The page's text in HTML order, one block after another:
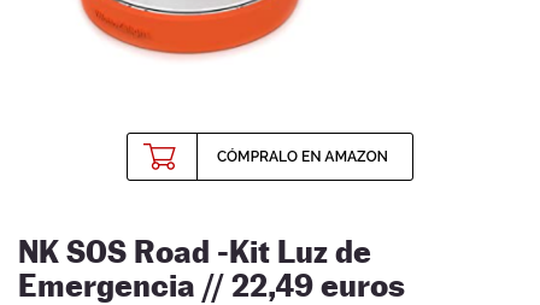
NK SOS Road -Kit Luz de
Emergencia // 22,49 euros